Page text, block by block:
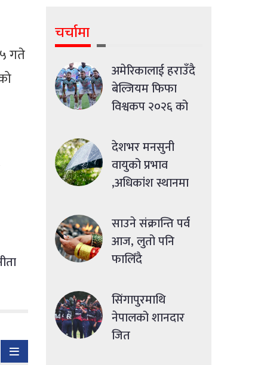
गते
चर्चामा
अमेरिकालाई हराउँदै
बेल्जियम फिफा
विश्वकप २०२६ को
प्रवेश
देशभर मनसुनी
वायुको प्रभाव
,अधिकांश स्थानमा
साउने संक्रान्ति पर्व
आज, लुतो पनि
फालिँदै
सिंगापुरमाथि
नेपालको शानदार
जित